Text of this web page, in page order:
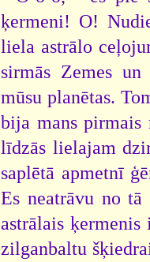
ķermeni! O!
liela astrālo
sirmās Zemes
mūsu planētas.
bija mans pirmais
līdzās lielajam
saplētā apmetnī
Es neatrāvu no
astrālais
zilganbaltu